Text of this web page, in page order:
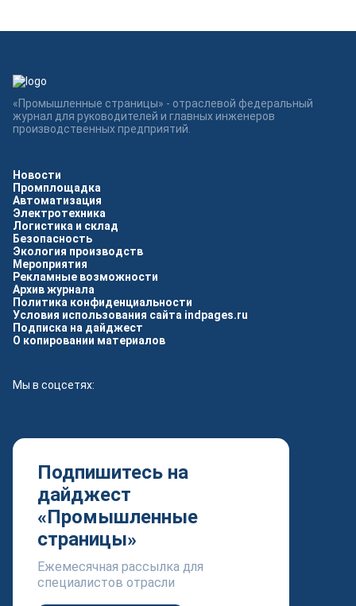
Новости
Промплощадка
Автоматизация
Электротехника
Логистика и склад
Безопасность
Экология производств
Мероприятия
Рекламные возможности
Архив журнала
Политика конфиденциальности
Условия использования сайта indpages.ru
Подписка на дайджест
О копировании материалов
Мы в соцсетях:
Подпишитесь на
дайджест
«Промышленные
страницы»
Ежемесячная рассылка для
специалистов отрасли
«Промышленные страницы» - отраслевой федеральный
журнал для руководителей и главных инженеров
производственных предприятий.